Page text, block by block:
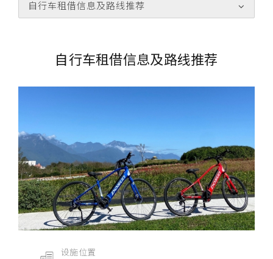
自行车租借信息及路线推荐
自行车租借信息及路线推荐
设施位置